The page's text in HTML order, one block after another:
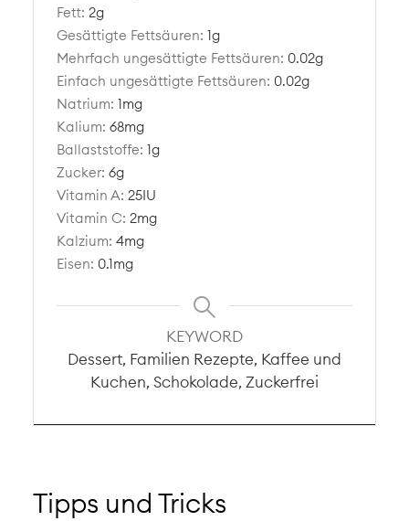
Fett:2g
Gesättigte Fettsäuren:1g
Mehrfach ungesättigte Fettsäuren: 0.02g
Einfach ungesättigte Fettsäuren: 0.02g
Natrium:1mg
Kalium:68mg
Ballaststoffe:1g
Zucker:6g
Vitamin A:25IU
Vitamin C:2mg
Kalzium:4mg
Eisen: 0.1mg
KEYWORD
Dessert, Familien Rezepte, Kaffee und
Kuchen, Schokolade, Zuckerfrei
Tipps und Tricks